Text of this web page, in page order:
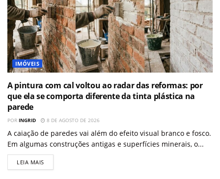
IMÓVEIS
A pintura com cal voltou ao radar das reformas: por
que ela se comporta diferente da tinta plástica na
parede
POR INGRID 8 DE AGOSTO DE 2026
A caiação de paredes vai além do efeito visual branco e fosco.
Em algumas construções antigas e superfícies minerais, o...
LEIA MAIS